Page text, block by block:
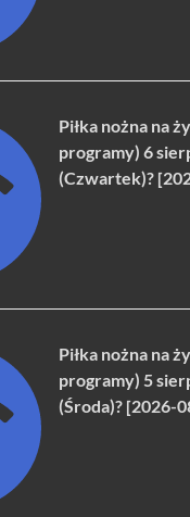
Piłka nożna na
programy) 6
(Czwartek)?
Piłka nożna na
programy) 5
(Środa)? [2026-